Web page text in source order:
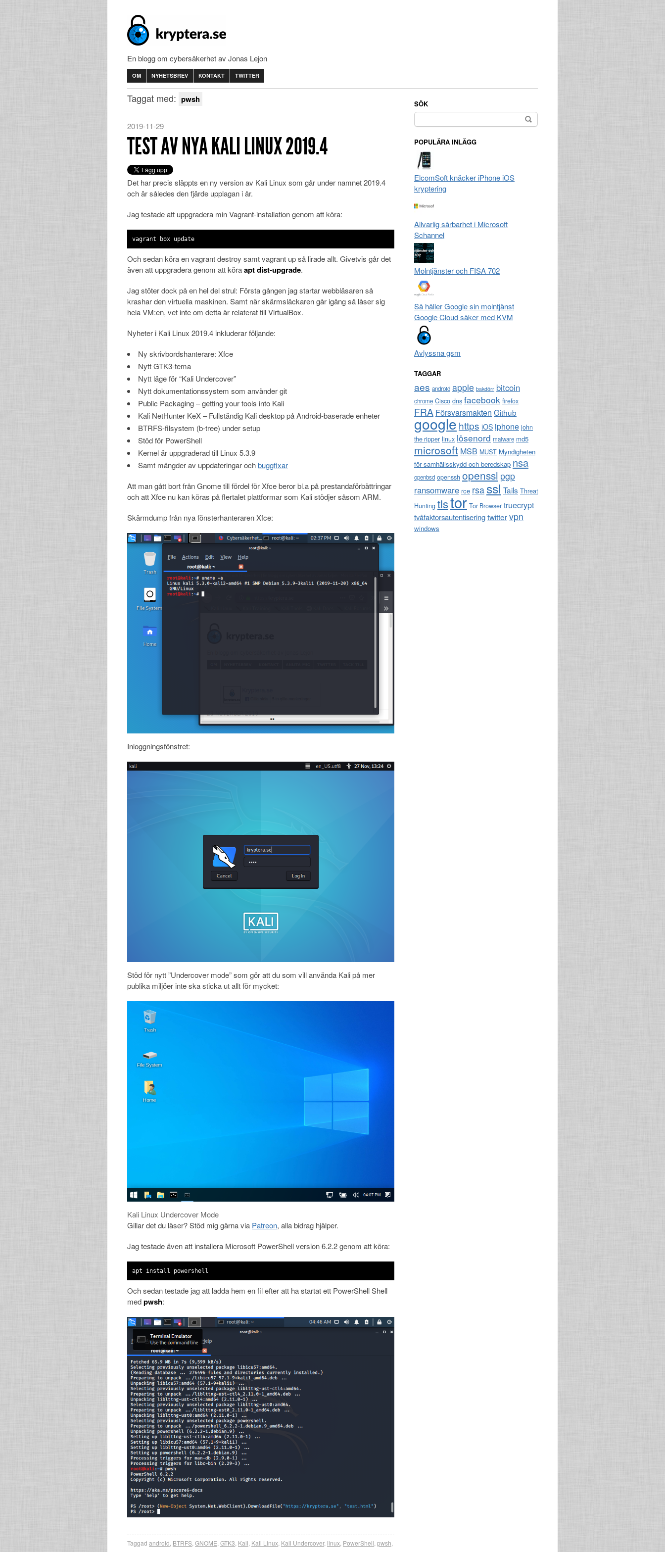
En blogg om cybersäkerhet av Jonas Lejon
OM NYHETSBREV KONTAKT TWITTER
Taggat med: pwsh
2019-11-29
TEST AV NYA KALI LINUX 2019.4
Det har precis släppts en ny version av Kali Linux som går under namnet 2019.4
och är således den fjärde upplagan i år.
Jag testade att uppgradera min Vagrant-installation genom att köra:
vagrant box update
Och sedan köra en vagrant destroy samt vagrant up så lirade allt. Givetvis går det
även att uppgradera genom att köraapt dist-upgrade.
Jag stöter dock på en hel del strul: Första gången jag startar webbläsaren så
krashar den virtuella maskinen. Samt när skärmsläckaren går igång så låser sig
hela VM:en, vet inte om detta är relaterat till VirtualBox.
Nyheter i Kali Linux 2019.4 inkluderar följande:
Ny skrivbordshanterare: Xfce
Nytt GTK3-tema
Nytt läge för “Kali Undercover”
Nytt dokumentationssystem som använder git
Public Packaging – getting your tools into Kali
Kali NetHunter KeX – Fullständig Kali desktop på Android-baserade enheter
BTRFS-filsystem (b-tree) under setup
Stöd för PowerShell
Kernel är uppgraderad till Linux 5.3.9
Samt mängder av uppdateringar ochbuggfixar
Att man gått bort från Gnome till fördel för Xfce beror bl.a på prestandaförbättringar
och att Xfce nu kan köras på flertalet plattformar som Kali stödjer såsom ARM.
Skärmdump från nya fönsterhanteraren Xfce:
Inloggningsfönstret:
Stöd för nytt ”Undercover mode” som gör att du som vill använda Kali på mer
publika miljöer inte ska sticka ut allt för mycket:
Kali Linux Undercover Mode
Gillar det du läser? Stöd mig gärna via Patreon, alla bidrag hjälper.
Jag testade även att installera Microsoft PowerShell version 6.2.2 genom att köra:
apt install powershell
Och sedan testade jag att ladda hem en fil efter att ha startat ett PowerShell Shell
medpwsh:
Taggad android BTRFS GNOME GTK3 Kali Kali Linux Kali Undercover, linux PowerShell pwsh
SÖK
Sök
efter:
POPULÄRA INLÄGG
ElcomSoft knäcker iPhone iOS
kryptering
Allvarlig sårbarhet i Microsoft
Schannel
Molntjänster och FISA 702
Så håller Google sin molntjänst
Google Cloud säker med KVM
Avlyssna gsm
TAGGAR
aes android apple bakdörr bitcoin
chrome Cisco dns facebook firefox
FRA Försvarsmakten Github
google https iOS iphone john
the ripper linux lösenord malware md5
microsoft MSB MUST Myndigheten
för samhällsskydd och beredskap nsa
openbsd openssh openssl pgp
ransomware rce rsa ssl Tails Threat
Hunting tlstor Tor Browser truecrypt
tvåfaktorsautentiseringtwittervpn
windows